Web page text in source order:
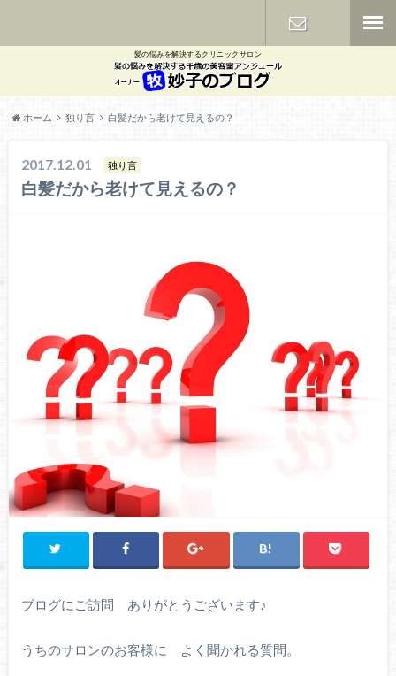
髪の悩みを解決するクリニックサロン
お問い合わ
ホーム 独り言 白髪だから老けて見えるの？
2017.12.01 独り言
白髪だから老けて見えるの？
ブログにご訪問 ありがとうございます♪
うちのサロンのお客様に よく聞かれる質問。